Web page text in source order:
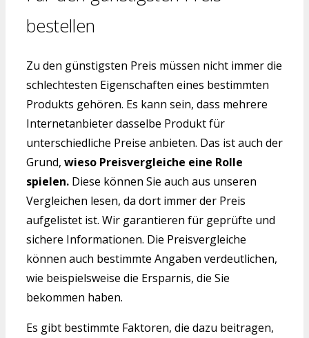
bestellen
Zu den günstigsten Preis müssen nicht immer die
schlechtesten Eigenschaften eines bestimmten
Produkts gehören. Es kann sein, dass mehrere
Internetanbieter dasselbe Produkt für
unterschiedliche Preise anbieten. Das ist auch der
Grund, wieso Preisvergleiche eine Rolle
spielen. Diese können Sie auch aus unseren
Vergleichen lesen, da dort immer der Preis
aufgelistet ist. Wir garantieren für geprüfte und
sichere Informationen. Die Preisvergleiche
können auch bestimmte Angaben verdeutlichen,
wie beispielsweise die Ersparnis, die Sie
bekommen haben.
Es gibt bestimmte Faktoren, die dazu beitragen,